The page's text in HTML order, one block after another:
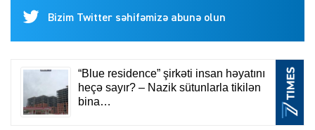
Bizim Twitter səhifəmizə abunə olun